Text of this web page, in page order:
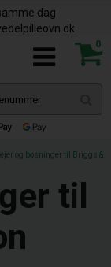
dag
0
Lejer og bøsninger til Briggs &
til